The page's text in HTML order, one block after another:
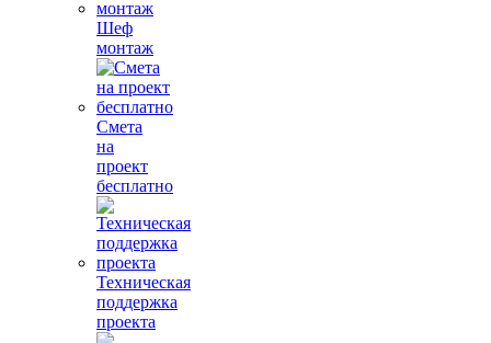
Шеф
монтаж
Смета
на
проект
бесплатно
Техническая
поддержка
проекта